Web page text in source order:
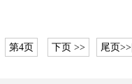
第4页 下页 >> 尾页>>|